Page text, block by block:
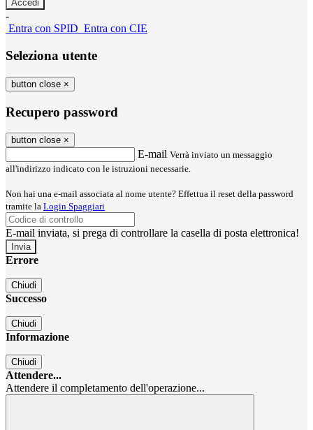
-
Entra con SPID Entra con CIE
Seleziona utente
button close ×
Recupero password
button close ×
E-mail Verrà inviato un messaggio
all'indirizzo indicato con le istruzioni necessarie.
Non hai una e-mail associata al nome utente? Effettua il reset della password
tramite la Login Spaggiari
E-mail inviata, si prega di controllare la casella di posta elettronica!
Errore
Chiudi
Successo
Chiudi
Informazione
Chiudi
Attendere...
Attendere il completamento dell'operazione...